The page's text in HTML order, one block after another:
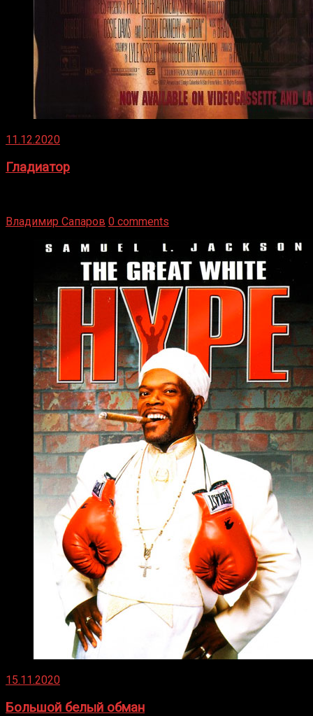
11.12.2020
Гладиатор
Владимир Сапаров 0 comments
15.11.2020
Большой белый обман